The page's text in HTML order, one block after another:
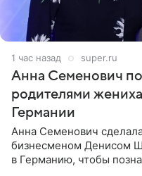
1 час назад super.ru
Анна Семенович
родителями
Германии
Анна Семенович
бизнесменом Денисом
в Германию, чтобы